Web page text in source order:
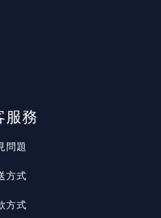
服務
問題
方式
方式